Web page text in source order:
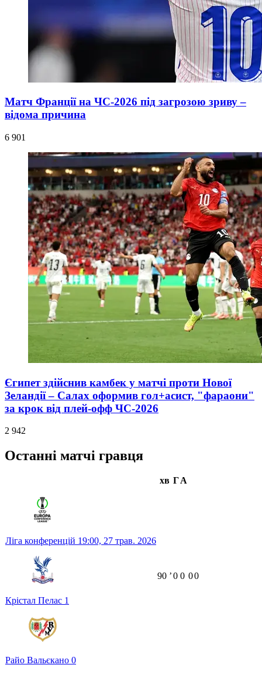
Матч Франції на ЧС-2026 під загрозою зриву –
відома причина
6 901
Єгипет здійснив камбек у матчі проти Нової
Зеландії – Салах оформив гол+асист, "фараони"
за крок від плей-офф ЧС-2026
2 942
Останні матчі гравця
хв ГА
Ліга конференцій 19:00, 27 трав. 2026
Крістал Пелас 1
Райо Вальєкано 0
90 ʼ0 0 00